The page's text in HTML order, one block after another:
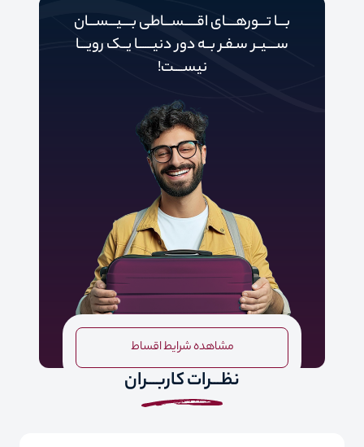
بـــا تـــورهــــای اقـــــســـاطی بــــیـــســـان
ســــیــر سـفـر بــه دور‌‌‌‌ دنیـــــ‌‌ـا یــک رویـــا
نیســــت!
مشاهده شرایط اقساط
نظـــرات کاربـــران